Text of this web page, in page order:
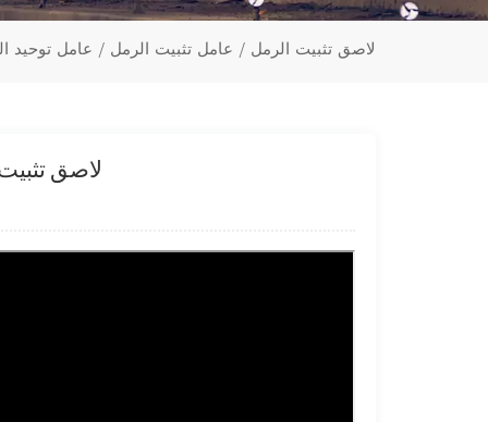
لاصق تثبيت الرمل / عامل تثبيت الرمل / عامل توحيد
لاصق